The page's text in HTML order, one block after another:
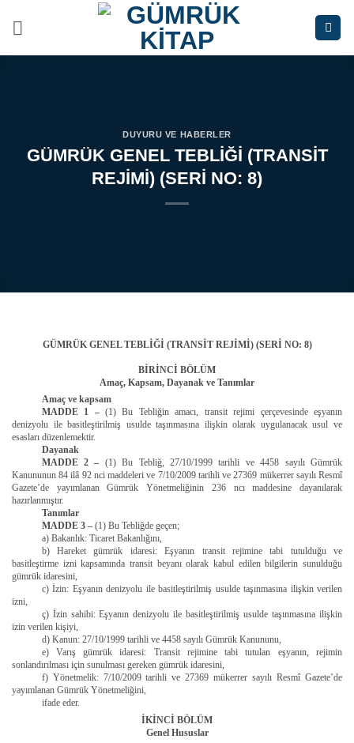
DUYURU VE HABERLER
GÜMRÜK GENEL TEBLİĞİ (TRANSİT
REJİMİ) (SERİ NO: 8)
GÜMRÜK GENEL TEBLİĞİ (TRANSİT REJİMİ) (SERİ NO: 8)
BİRİNCİ BÖLÜM
Amaç, Kapsam, Dayanak ve Tanımlar
Amaç ve kapsam
MADDE 1 –(1) Bu Tebliğin amacı, transit rejimi çerçevesinde eşyanın
denizyolu ile basitleştirilmiş usulde taşınmasına ilişkin olarak uygulanacak usul ve
esasları düzenlemektir.
Dayanak
MADDE 2 – (1) Bu Tebliğ, 27/10/1999 tarihli ve 4458 sayılı Gümrük
Kanununun 84 ilâ 92 nci maddeleri ve 7/10/2009 tarihli ve 27369 mükerrer sayılı Resmî
Gazete’de yayımlanan Gümrük Yönetmeliğinin 236 ncı maddesine dayanılarak
hazırlanmıştır.
Tanımlar
MADDE 3 –(1) Bu Tebliğde geçen;
a) Bakanlık: Ticaret Bakanlığını,
b) Hareket gümrük idaresi: Eşyanın transit rejimine tabi tutulduğu ve
basitleştirme izni kapsamında transit beyanı olarak kabul edilen bilgilerin sunulduğu
gümrük idaresini,
c) İzin: Eşyanın denizyolu ile basitleştirilmiş usulde taşınmasına ilişkin verilen
izni,
ç) İzin sahibi: Eşyanın denizyolu ile basitleştirilmiş usulde taşınmasına ilişkin
izin verilen kişiyi,
d) Kanun: 27/10/1999 tarihli ve 4458 sayılı Gümrük Kanununu,
e) Varış gümrük idaresi: Transit rejimine tabi tutulan eşyanın, rejimin
sonlandırılması için sunulması gereken gümrük idaresini,
f) Yönetmelik: 7/10/2009 tarihli ve 27369 mükerrer sayılı Resmî Gazete’de
yayımlanan Gümrük Yönetmeliğini,
ifade eder.
İKİNCİ BÖLÜM
Genel Hususlar